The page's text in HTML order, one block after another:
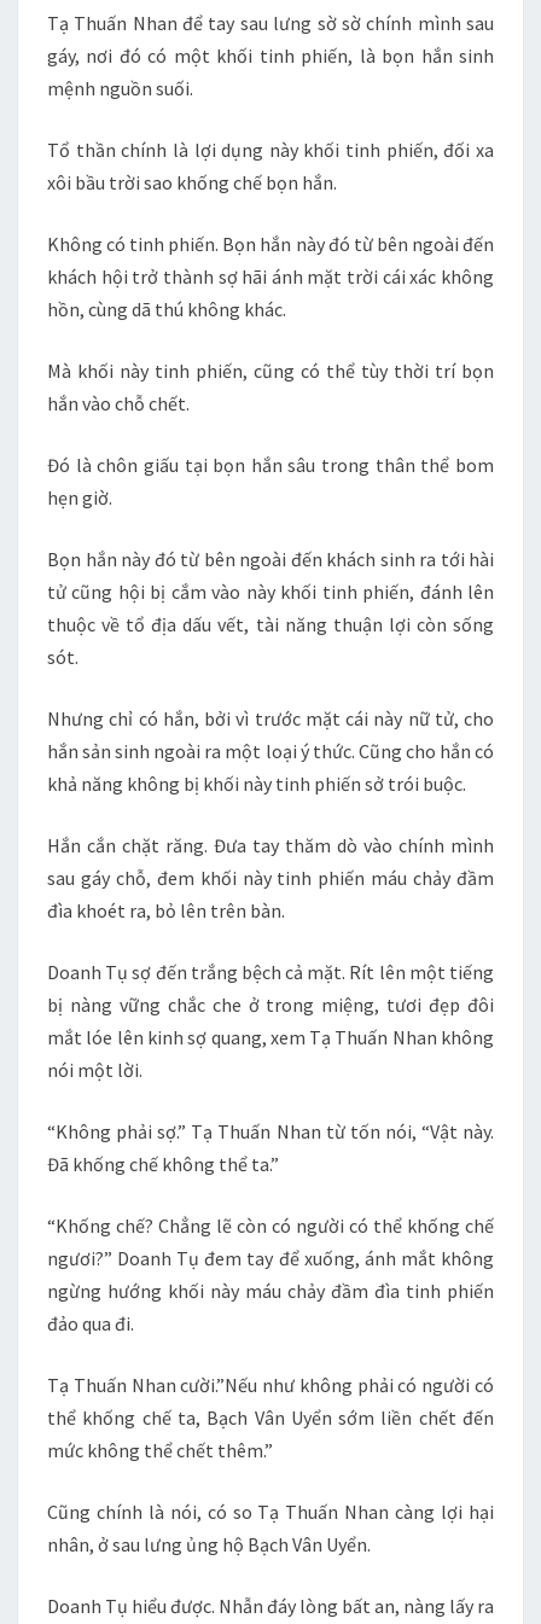
Tạ Thuấn Nhan để tay sau lưng sờ sờ chính mình sau
gáy, nơi đó có một khối tinh phiến, là bọn hắn sinh
mệnh nguồn suối.
Tổ thần chính là lợi dụng này khối tinh phiến, đối xa
xôi bầu trời sao khống chế bọn hắn.
Không có tinh phiến. Bọn hắn này đó từ bên ngoài đến
khách hội trở thành sợ hãi ánh mặt trời cái xác không
hồn, cùng dã thú không khác.
Mà khối này tinh phiến, cũng có thể tùy thời trí bọn
hắn vào chỗ chết.
Đó là chôn giấu tại bọn hắn sâu trong thân thể bom
hẹn giờ.
Bọn hắn này đó từ bên ngoài đến khách sinh ra tới hài
tử cũng hội bị cắm vào này khối tinh phiến, đánh lên
thuộc về tổ địa dấu vết, tài năng thuận lợi còn sống
sót.
Nhưng chỉ có hắn, bởi vì trước mặt cái này nữ tử, cho
hắn sản sinh ngoài ra một loại ý thức. Cũng cho hắn có
khả năng không bị khối này tinh phiến sở trói buộc.
Hắn cắn chặt răng. Đưa tay thăm dò vào chính mình
sau gáy chỗ, đem khối này tinh phiến máu chảy đầm
đìa khoét ra, bỏ lên trên bàn.
Doanh Tụ sợ đến trắng bệch cả mặt. Rít lên một tiếng
bị nàng vững chắc che ở trong miệng, tươi đẹp đôi
mắt lóe lên kinh sợ quang, xem Tạ Thuấn Nhan không
nói một lời.
“Không phải sợ.” Tạ Thuấn Nhan từ tốn nói, “Vật này.
Đã khống chế không thể ta.”
“Khống chế? Chẳng lẽ còn có người có thể khống chế
ngươi?” Doanh Tụ đem tay để xuống, ánh mắt không
ngừng hướng khối này máu chảy đầm đìa tinh phiến
đảo qua đi.
Tạ Thuấn Nhan cười.”Nếu như không phải có người có
thể khống chế ta, Bạch Vân Uyển sớm liền chết đến
mức không thể chết thêm.”
Cũng chính là nói, có so Tạ Thuấn Nhan càng lợi hại
nhân, ở sau lưng ủng hộ Bạch Vân Uyển.
Doanh Tụ hiểu được. Nhẫn đáy lòng bất an, nàng lấy ra